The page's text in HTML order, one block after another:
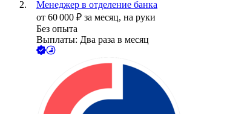
Менеджер в отделение банка
от 60 000 ₽ за месяц, на руки
Без опыта
Выплаты: Два раза в месяц